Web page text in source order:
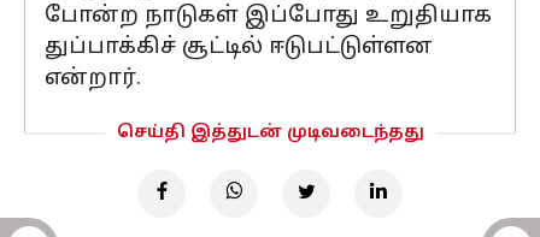
போன்ற நாடுகள் இப்போது உறுதியாக
துப்பாக்கிச் சூட்டில் ஈடுபட்டுள்ளன
என்றார்.
செய்தி இத்துடன் முடிவடைந்தது